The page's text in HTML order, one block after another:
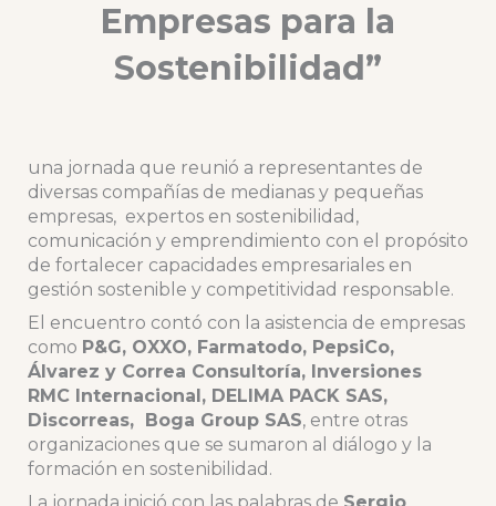
Empresas para la
Sostenibilidad”
una jornada que reunió a representantes de
diversas compañías de medianas y pequeñas
empresas, expertos en sostenibilidad,
comunicación y emprendimiento con el propósito
de fortalecer capacidades empresariales en
gestión sostenible y competitividad responsable.
El encuentro contó con la asistencia de empresas
como P&G, OXXO, Farmatodo, PepsiCo,
Álvarez y Correa Consultoría, Inversiones
RMC Internacional, DELIMA PACK SAS,
Discorreas, Boga Group SAS, entre otras
organizaciones que se sumaron al diálogo y la
formación en sostenibilidad.